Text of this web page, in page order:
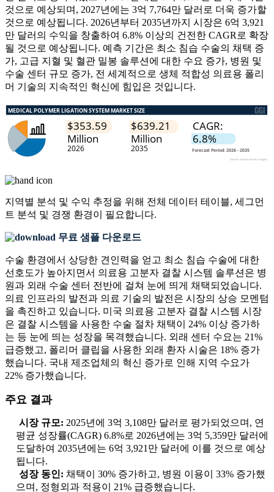
것으로 예상되며, 2027년에는 3억 7,764만 달러로 더욱 증가할
것으로 예상됩니다. 2026년부터 2035년까지 시장은 6억 3,921
만 달러의 수익을 창출하여 6.8% 이상의 건전한 CAGR로 확장
될 것으로 예상됩니다. 예측 기간은 최소 침습 수술의 채택 증
가, 고급 지혈 및 혈관 밀봉 솔루션에 대한 수요 증가, 병원 및
수술 센터 규모 증가, 전 세계적으로 생체 적합성 의료용 폴리
머 기술의 지속적인 혁신에 힘입은 것입니다.
지역별 분석 및 수익 추정을 위해 전체 데이터 테이블, 세그먼
트 분석 및 경쟁 환경이 필요합니다.
무료 샘플 다운로드
수술 환경에서 상당한 견인력을 얻고 최소 침습 수술에 대한
선호도가 높아지면서 의료용 고분자 결찰 시스템 솔루션은 병
원과 외래 수술 센터 전반에 걸쳐 눈에 띄게 채택되었습니다.
의료 인프라의 발전과 의료 기술의 발전은 시장의 상승 모멘텀
을 촉진하고 있습니다. 미국 의료용 고분자 결찰 시스템 시장
은 결찰 시스템을 사용한 수술 절차 채택이 24% 이상 증가하
는 등 눈에 띄는 성장을 목격했습니다. 외래 센터 수요는 21%
급증했고, 폴리머 클립을 사용한 외래 환자 시술은 18% 증가
했습니다. 국내 제조업체의 혁신 증가로 인해 지역 수요가
22% 증가했습니다.
주요 결과
시장 규모: 2025년에 3억 3,108만 달러로 평가되었으며, 연
평균 성장률(CAGR) 6.8%로 2026년에는 3억 5,359만 달러에
도달하여 2035년에는 6억 3,921만 달러에 이를 것으로 예상
됩니다.
성장 동인: 채택이 30% 증가하고, 병원 이용이 33% 증가했
으며, 정형외과 적용이 21% 급증했습니다.